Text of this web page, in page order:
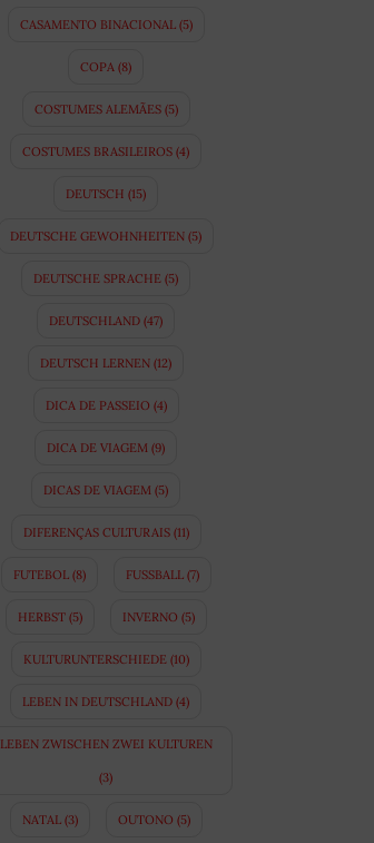
CASAMENTO BINACIONAL(5)
COPA (8)
COSTUMES ALEMÃES(5)
COSTUMES BRASILEIROS (4)
DEUTSCH (15)
DEUTSCHE GEWOHNHEITEN (5)
DEUTSCHE SPRACHE (5)
DEUTSCHLAND (47)
DEUTSCH LERNEN (12)
DICA DE PASSEIO (4)
DICA DE VIAGEM (9)
DICAS DE VIAGEM (5)
DIFERENÇAS CULTURAIS(11)
FUTEBOL(8) FUSSBALL (7)
HERBST(5) INVERNO (5)
KULTURUNTERSCHIEDE(10)
LEBEN IN DEUTSCHLAND (4)
LEBEN ZWISCHEN ZWEI KULTUREN
(3)
NATAL(3) OUTONO (5)